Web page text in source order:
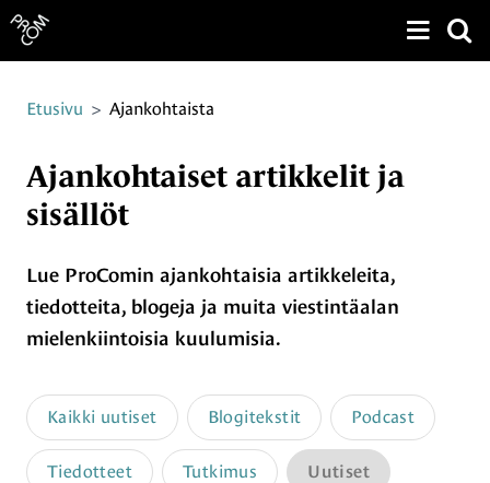
Näytä
Etusivu > Ajankohtaista
Ajankohtaiset artikkelit ja
sisällöt
Lue ProComin ajankohtaisia artikkeleita,
tiedotteita, blogeja ja muita viestintäalan
mielenkiintoisia kuulumisia.
Kaikki uutiset Blogitekstit Podcast
Tiedotteet Tutkimus Uutiset